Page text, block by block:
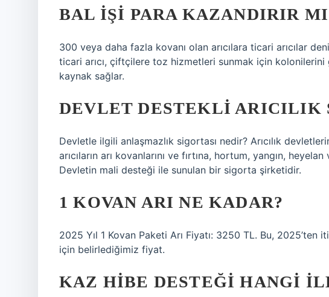
BAL IŞI PARA KAZANDIRIR
300 veya daha fazla kovanı olan arıcılara ticari arıcılar
ticari arıcı, çiftçilere toz hizmetleri sunmak için kolonilerini
kaynak sağlar.
DEVLET DESTEKLI ARICILIK
Devletle ilgili anlaşmazlık sigortası nedir? Arıcılık
arıcıların arı kovanlarını ve fırtına, hortum, yangın,
Devletin mali desteği ile sunulan bir sigorta şirketidir.
1 KOVAN ARI NE KADAR?
2025 Yıl 1 Kovan Paketi Arı Fiyatı: 3250 TL. Bu, 2025’ten
için belirlediğimiz fiyat.
KAZ HIBE DESTEĞI HANGI